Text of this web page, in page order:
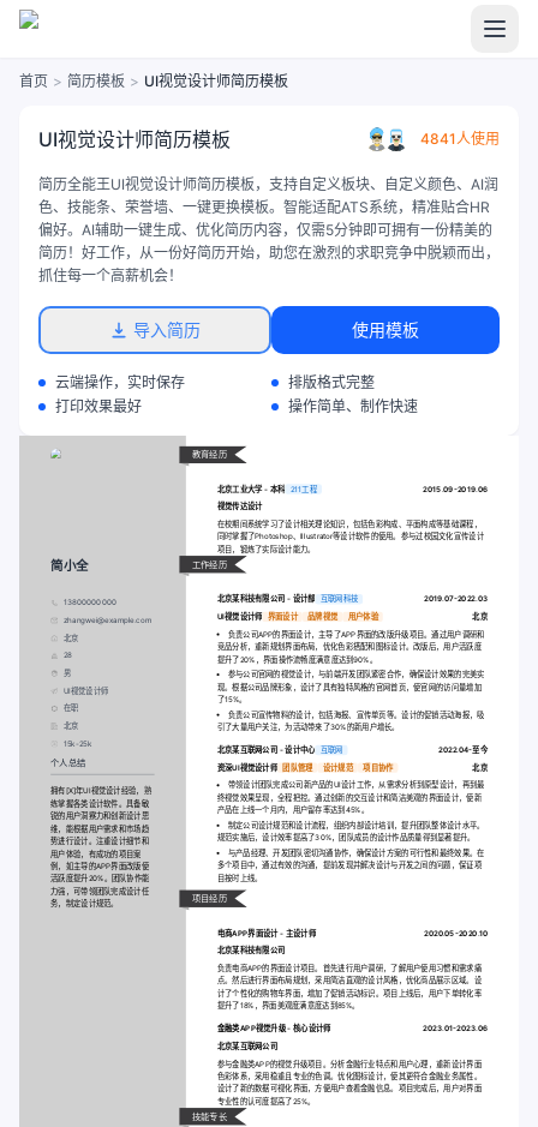
首页 > 简历模板 > UI视觉设计师简历模板
UI视觉设计师简历模板 4841人使用
简历全能王UI视觉设计师简历模板，支持自定义板块、自定义颜色、AI润
色、技能条、荣誉墙、一键更换模板。智能适配ATS系统，精准贴合HR
偏好。AI辅助一键生成、优化简历内容，仅需5分钟即可拥有一份精美的
简历！好工作，从一份好简历开始，助您在激烈的求职竞争中脱颖而出，
抓住每一个高薪机会！
导入简历 使用模板
云端操作，实时保存
排版格式完整
打印效果最好
操作简单、制作快速
简小全
13800000000
zhangwei@example.com
北京
28
男
UI视觉设计师
在职
北京
15k-25k
个人总结
拥有[X]年UI视觉设计经验，熟
练掌握各类设计软件。具备敏
锐的用户洞察力和创新设计思
维，能根据用户需求和市场趋
势进行设计。注重设计细节和
用户体验，有成功的项目案
例，如主导的APP界面改版使
活跃度提升20%。团队协作能
力强，可带领团队完成设计任
务，制定设计规范。
教育经历
北京工业大学 - 本科 211工程 2015.09-2019.06
视觉传达设计
在校期间系统学习了设计相关理论知识，包括色彩构成、平面构成等基础课程，
同时掌握了Photoshop、Illustrator等设计软件的使用。参与过校园文化宣传设计
项目，锻炼了实际设计能力。
工作经历
北京某科技有限公司 - 设计部 互联网科技
2019.07-2022.03
UI视觉设计师
界面设计 品牌视觉 用户体验 北京
负责公司APP的界面设计，主导了APP界面的改版升级项目。通过用户调研和
竞品分析，重新规划界面布局，优化色彩搭配和图标设计。改版后，用户活跃度
提升了20%，界面操作流畅度满意度达到90%。
参与公司官网的视觉设计，与前端开发团队紧密合作，确保设计效果的完美实
现。根据公司品牌形象，设计了具有独特风格的官网首页，使官网的访问量增加
了15%。
负责公司宣传物料的设计，包括海报、宣传单页等。设计的促销活动海报，吸
引了大量用户关注，为活动带来了30%的新用户增长。
北京某互联网公司 - 设计中心 互联网
2022.04-至今
资深UI视觉设计师
团队管理 设计规范 项目协作 北京
带领设计团队完成公司新产品的UI设计工作，从需求分析到原型设计，再到最
终视觉效果呈现，全程把控。通过创新的交互设计和简洁美观的界面设计，使新
产品在上线一个月内，用户留存率达到45%。
制定公司设计规范和设计流程，组织内部设计培训，提升团队整体设计水平。
规范实施后，设计效率提高了30%，团队成员的设计作品质量得到显著提升。
与产品经理、开发团队密切沟通协作，确保设计方案的可行性和最终效果。在
多个项目中，通过有效的沟通，提前发现并解决设计与开发之间的问题，保证项
目按时上线。
项目经历
电商APP界面设计 - 主设计师 2020.05-2020.10
北京某科技有限公司
负责电商APP的界面设计项目。首先进行用户调研，了解用户使用习惯和需求痛
点。然后进行界面布局规划，采用简洁直观的设计风格，优化商品展示区域。设
计了个性化的购物车界面，增加了促销活动标识。项目上线后，用户下单转化率
提升了18%，界面美观度满意度达到85%。
金融类APP视觉升级 - 核心设计师 2023.01-2023.06
北京某互联网公司
参与金融类APP的视觉升级项目。分析金融行业特点和用户心理，重新设计界面
色彩体系，采用稳重且专业的色调。优化图标设计，使其更符合金融业务属性。
设计了新的数据可视化界面，方便用户查看金融信息。项目完成后，用户对界面
专业性的认可度提高了25%。
技能专长